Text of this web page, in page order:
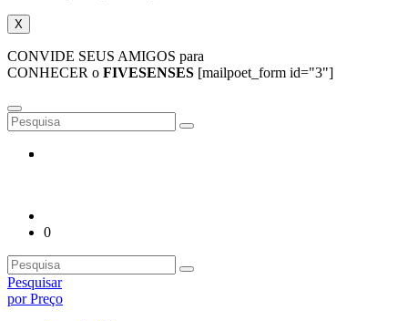
X
CONVIDE SEUS AMIGOS para
CONHECER o FIVESENSES [mailpoet_form id="3"]
0
Pesquisar
por Preço